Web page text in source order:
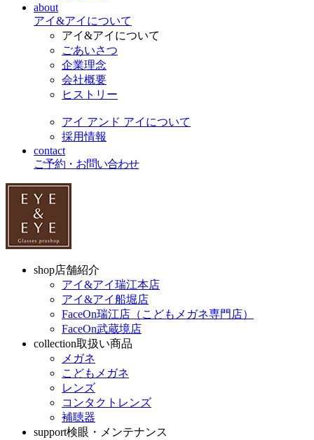
about
アイ&アイについて
アイ&アイについて
ごあいさつ
企業理念
会社概要
ヒストリー
アイ アンド アイについて
採用情報
contact
ご予約・お問い合わせ
shop店舗紹介
アイ&アイ瑞江本店
アイ&アイ船堀店
FaceOn瑞江店（こどもメガネ専門店）
FaceOn武蔵境店
collection取扱い商品
メガネ
こどもメガネ
レンズ
コンタクトレンズ
補聴器
support検眼・メンテナンス